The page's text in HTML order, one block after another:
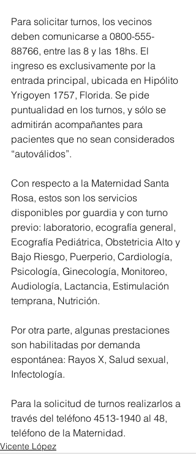
Para solicitar turnos, los vecinos
deben comunicarse a 0800-555-
88766, entre las 8 y las 18hs. El
ingreso es exclusivamente por la
entrada principal, ubicada en Hipólito
Yrigoyen 1757, Florida. Se pide
puntualidad en los turnos, y sólo se
admitirán acompañantes para
pacientes que no sean considerados
“autoválidos”.
Con respecto a la Maternidad Santa
Rosa, estos son los servicios
disponibles por guardia y con turno
previo: laboratorio, ecografía general,
Ecografía Pediátrica, Obstetricia Alto y
Bajo Riesgo, Puerperio, Cardiología,
Psicología, Ginecología, Monitoreo,
Audiología, Lactancia, Estimulación
temprana, Nutrición.
Por otra parte, algunas prestaciones
son habilitadas por demanda
espontánea: Rayos X, Salud sexual,
Infectología.
Para la solicitud de turnos realizarlos a
través del teléfono 4513-1940 al 48,
teléfono de la Maternidad.
Vicente López